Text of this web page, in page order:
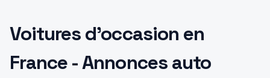
Voitures d'occasion en
France - Annonces auto